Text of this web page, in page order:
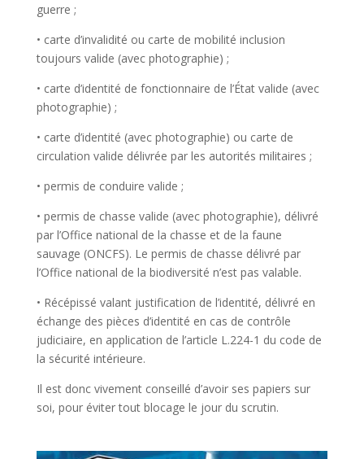
guerre ;
• carte d’invalidité ou carte de mobilité inclusion
toujours valide (avec photographie) ;
• carte d’identité de fonctionnaire de l’État valide (avec
photographie) ;
• carte d’identité (avec photographie) ou carte de
circulation valide délivrée par les autorités militaires ;
• permis de conduire valide ;
• permis de chasse valide (avec photographie), délivré
par l’Office national de la chasse et de la faune
sauvage (ONCFS). Le permis de chasse délivré par
l’Office national de la biodiversité n’est pas valable.
• Récépissé valant justification de l’identité, délivré en
échange des pièces d’identité en cas de contrôle
judiciaire, en application de l’article L.224-1 du code de
la sécurité intérieure.
Il est donc vivement conseillé d’avoir ses papiers sur
soi, pour éviter tout blocage le jour du scrutin.